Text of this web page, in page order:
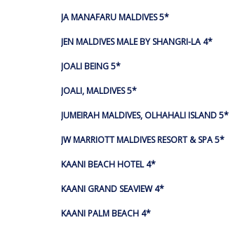
JA MANAFARU MALDIVES 5*
JEN MALDIVES MALE BY SHANGRI-LA 4*
JOALI BEING 5*
JOALI, MALDIVES 5*
JUMEIRAH MALDIVES, OLHAHALI ISLAND 5*
JW MARRIOTT MALDIVES RESORT & SPA 5*
KAANI BEACH HOTEL 4*
KAANI GRAND SEAVIEW 4*
KAANI PALM BEACH 4*